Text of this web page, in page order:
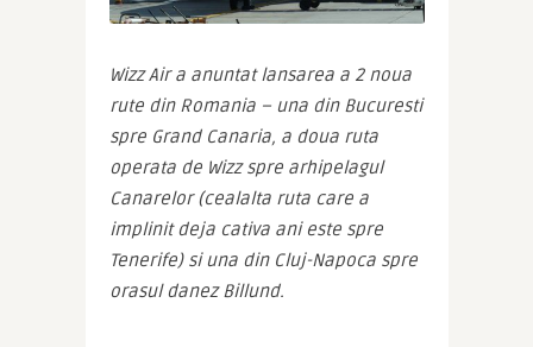
Wizz Air a anuntat lansarea a 2 noua
rute din Romania – una din Bucuresti
spre Grand Canaria, a doua ruta
operata de Wizz spre arhipelagul
Canarelor (cealalta ruta care a
implinit deja cativa ani este spre
Tenerife) si una din Cluj-Napoca spre
orasul danez Billund.